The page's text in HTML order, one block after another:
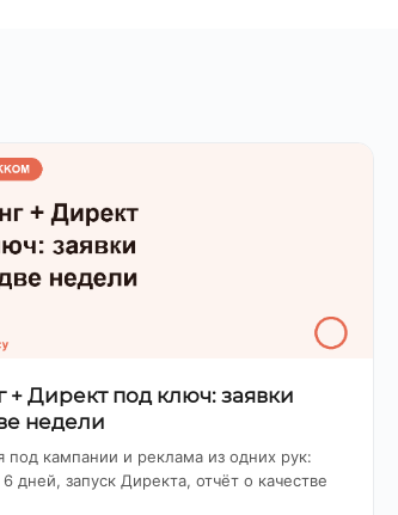
+ Директ под ключ: заявки
недели
под кампании и реклама из одних рук:
дней, запуск Директа, отчёт о качестве